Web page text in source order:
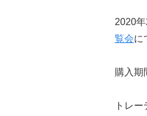
2020
覧会に
購入期
トレ